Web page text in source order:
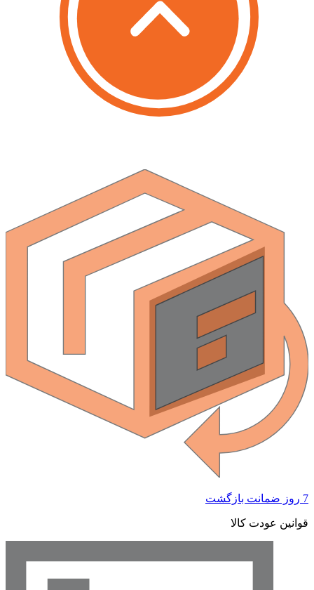
7 روز ضمانت بازگشت
قوانین عودت کالا